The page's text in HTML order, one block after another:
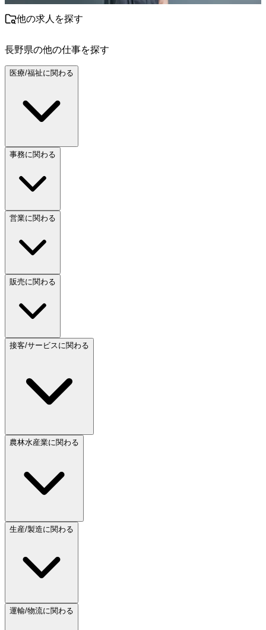
他の求人を探す
長野県の他の仕事を探す
医療/福祉に関わる
事務に関わる
営業に関わる
販売に関わる
接客/サービスに関わる
農林水産業に関わる
生産/製造に関わる
運輸/物流に関わる